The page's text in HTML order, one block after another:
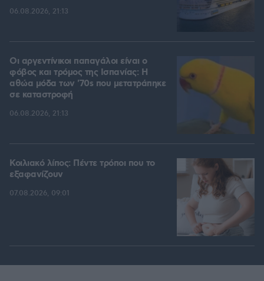
06.08.2026, 21:13
Οι αργεντίνικοι παπαγάλοι είναι ο
φόβος και τρόμος της Ισπανίας: Η
αθώα μόδα των '70s που μετατράπηκε
σε καταστροφή
06.08.2026, 21:13
Κοιλιακό λίπος: Πέντε τρόποι που το
εξαφανίζουν
07.08.2026, 09:01